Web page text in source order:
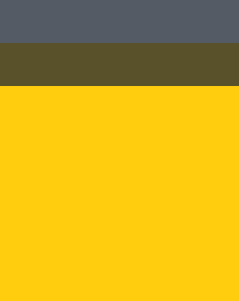
Besuchen Sie uns auf: